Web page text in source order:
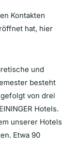
Kontakten
hat, hier
und
besteht
von drei
Hotels.
unserer Hotels
Etwa 90